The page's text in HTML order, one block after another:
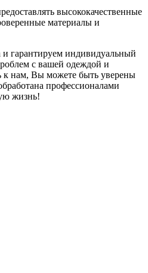
высококачественные
материалы и
гарантируем индивидуальный
с вашей одеждой и
к нам, Вы можете быть уверены
профессионалами
жизнь!